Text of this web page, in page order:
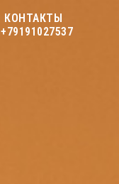
КОНТАКТЫ
+79191027537